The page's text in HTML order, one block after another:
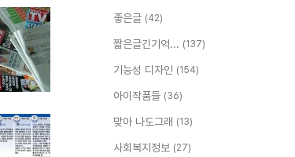
좋은글 (42)
짧은글긴기억... (137)
기능성 디자인 (154)
아이작품들 (36)
맞아 나도그래 (13)
사회복지정보 (27)